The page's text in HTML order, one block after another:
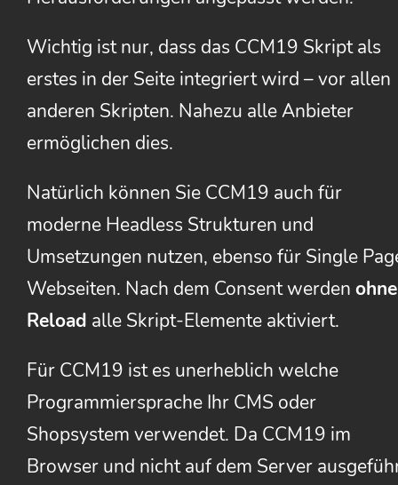
Wichtig ist nur, dass das CCM19 Skript als
erstes in der Seite integriert wird – vor allen
anderen Skripten. Nahezu alle Anbieter
ermöglichen dies.
Natürlich können Sie CCM19 auch für
moderne Headless Strukturen und
Umsetzungen nutzen, ebenso für Single
Webseiten. Nach dem Consent werden ohne
Reload alle Skript-Elemente aktiviert.
Für CCM19 ist es unerheblich welche
Programmiersprache Ihr CMS oder
Shopsystem verwendet. Da CCM19 im
Browser und nicht auf dem Server